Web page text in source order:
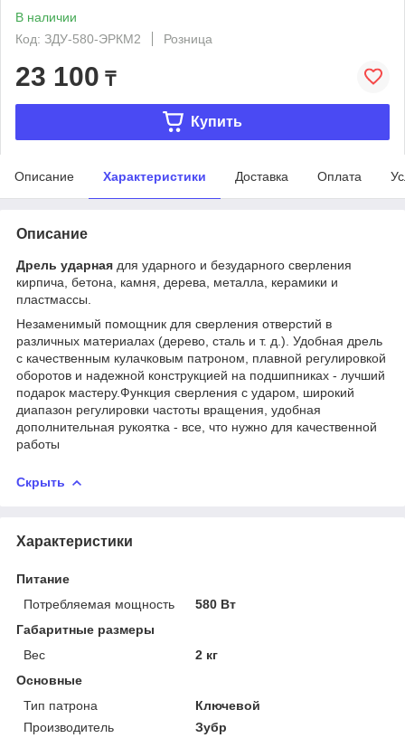
В наличии
Код: ЗДУ-580-ЭРКМ2
Розница
23 100 ₸
Купить
Описание Характеристики Доставка Оплата
Описание
Дрель ударная для ударного и безударного сверления
кирпича, бетона, камня, дерева, металла, керамики и
пластмассы.
Незаменимый помощник для сверления отверстий в
различных материалах (дерево, сталь и т. д.). Удобная дрель
с качественным кулачковым патроном, плавной регулировкой
оборотов и надежной конструкцией на подшипниках - лучший
подарок мастеру.Функция сверления с ударом, широкий
диапазон регулировки частоты вращения, удобная
дополнительная рукоятка - все, что нужно для качественной
работы
Скрыть
Характеристики
Питание
Потребляемая мощность
580 Вт
Габаритные размеры
Вес
2 кг
Основные
Тип патрона
Ключевой
Производитель
Зубр